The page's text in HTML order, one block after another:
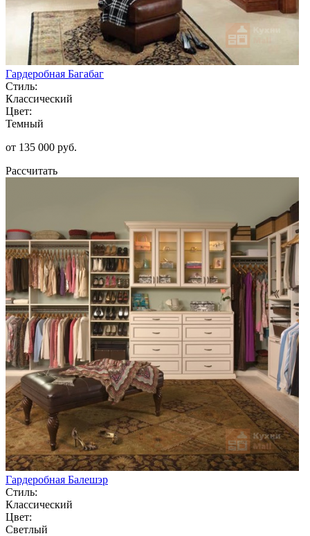
Гардеробная Багабаг
Стиль:
Классический
Цвет:
Темный
от 135 000 руб.
Рассчитать
Гардеробная Балешэр
Стиль:
Классический
Цвет:
Светлый